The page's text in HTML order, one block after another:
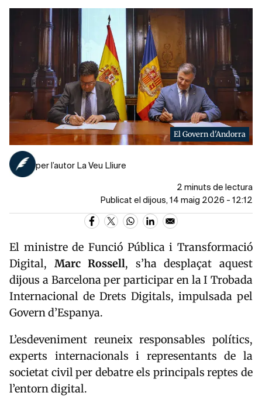
El Govern d'Andorra
per l’autor La Veu Lliure
2 minuts de lectura
Publicat el dijous, 14 maig 2026 - 12:12
El ministre de Funció Pública i Transformació
Digital, Marc Rossell, s’ha desplaçat aquest
dijous a Barcelona per participar en la I Trobada
Internacional de Drets Digitals, impulsada pel
Govern d’Espanya.
L’esdeveniment reuneix responsables polítics,
experts internacionals i representants de la
societat civil per debatre els principals reptes de
l’entorn digital.